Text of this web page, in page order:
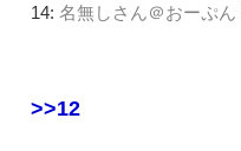
14: 名無しさん＠おーぷん
>>12